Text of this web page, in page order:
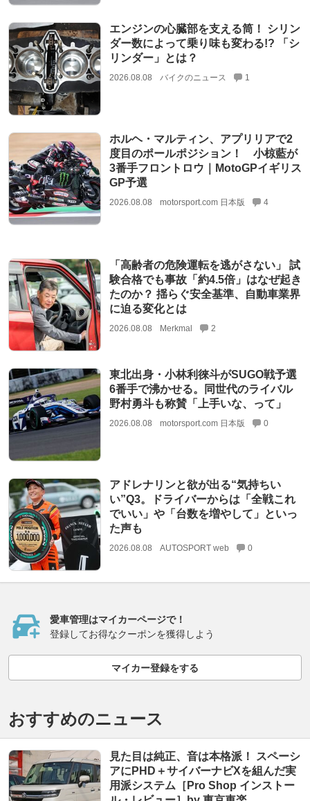
エンジンの心臓部を支える筒！ シリン
ダー数によって乗り味も変わる!? 「シ
リンダー」とは？
2026.08.08 バイクのニュース 1
ホルヘ・マルティン、アプリリアで2
度目のポールポジション！ 小椋藍が
3番手フロントロウ｜MotoGPイギリス
GP予選
2026.08.08 motorsport.com 日本版 4
「高齢者の危険運転を逃がさない」 試
験合格でも事故「約4.5倍」はなぜ起き
たのか？ 揺らぐ安全基準、自動車業界
に迫る変化とは
2026.08.08 Merkmal 2
東北出身・小林利徠斗がSUGO戦予選
6番手で沸かせる。同世代のライバル
野村勇斗も称賛「上手いな、って」
2026.08.08 motorsport.com 日本版 0
アドレナリンと欲が出る“気持ちい
い”Q3。ドライバーからは「全戦これ
でいい」や「台数を増やして」といっ
た声も
2026.08.08 AUTOSPORT web 0
愛車管理はマイカーページで！
登録してお得なクーポンを獲得しよう
マイカー登録をする
おすすめのニュース
見た目は純正、音は本格派！ スペーシ
アにPHD＋サイバーナビXを組んだ実
用派システム［Pro Shop インストー